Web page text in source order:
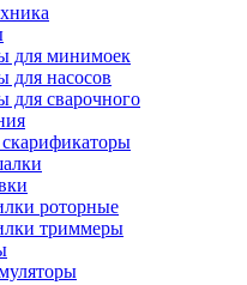
для минимоек
для насосов
для сварочного
роторные
триммеры